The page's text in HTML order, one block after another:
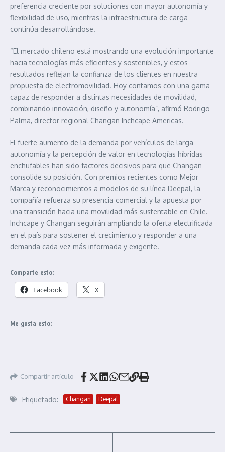
preferencia creciente por soluciones con mayor autonomía y
flexibilidad de uso, mientras la infraestructura de carga
continúa desarrollándose.
“El mercado chileno está mostrando una evolución importante
hacia tecnologías más eficientes y sostenibles, y estos
resultados reflejan la confianza de los clientes en nuestra
propuesta de electromovilidad. Hoy contamos con una gama
capaz de responder a distintas necesidades de movilidad,
combinando innovación, diseño y autonomía”, afirmó Rodrigo
Palma, director regional Changan Inchcape Americas.
El fuerte aumento de la demanda por vehículos de larga
autonomía y la percepción de valor en tecnologías híbridas
enchufables han sido factores decisivos para que Changan
consolide su posición. Con premios recientes como Mejor
Marca y reconocimientos a modelos de su línea Deepal, la
compañía refuerza su presencia comercial y la apuesta por
una transición hacia una movilidad más sustentable en Chile.
Inchcape y Changan seguirán ampliando la oferta electrificada
en el país para sostener el crecimiento y responder a una
demanda cada vez más informada y exigente.
Comparte esto:
Facebook X
Me gusta esto:
Compartir artículo
Etiquetado: Changan Deepal